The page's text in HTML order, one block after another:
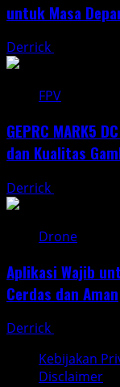
untuk Masa
Derrick
FPV
GEPRC MARK5
dan Kualitas
Derrick
Drone
Aplikasi Wajib
Cerdas dan Aman
Derrick
Kebijakan
Disclaimer